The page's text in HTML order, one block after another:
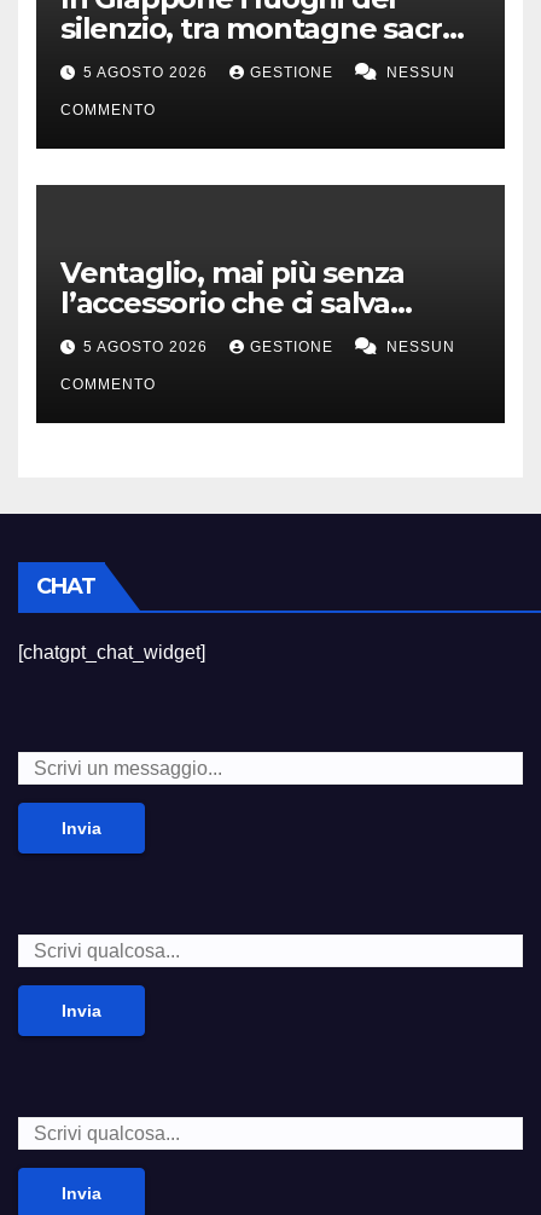
silenzio, tra montagne sacre
e isole incontaminate
5 AGOSTO 2026 GESTIONE NESSUN
COMMENTO
Ventaglio, mai più senza
l’accessorio che ci salva
dall’afa
5 AGOSTO 2026 GESTIONE NESSUN
COMMENTO
CHAT
[chatgpt_chat_widget]
Invia
Invia
Invia